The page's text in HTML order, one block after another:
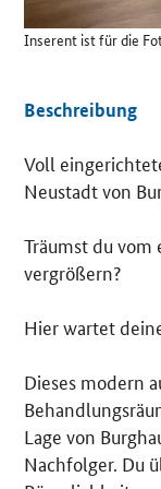
Inserent ist für die
Beschreibung
Voll
Neustadt von
Träumst du
vergrößern?
Hier wartet
Dieses modern
Lage von
Nachfolger. Du